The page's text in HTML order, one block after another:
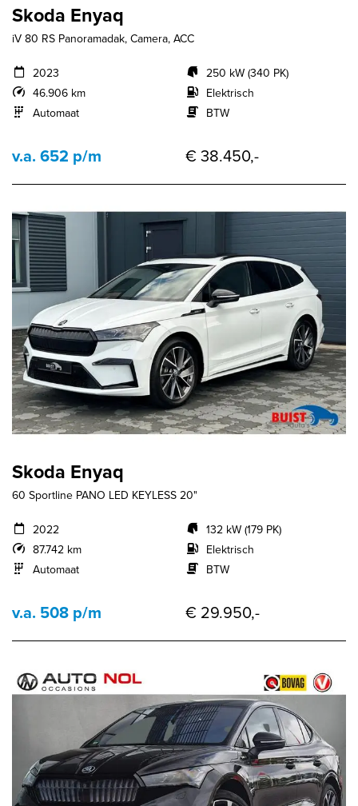
Skoda Enyaq
iV 80 RS Panoramadak, Camera, ACC
2023
46.906 km
Automaat
250 kW (340 PK)
Elektrisch
BTW
v.a. 652 p/m € 38.450,-
Skoda Enyaq
60 Sportline PANO LED KEYLESS 20"
2022
87.742 km
Automaat
132 kW (179 PK)
Elektrisch
BTW
v.a. 508 p/m € 29.950,-